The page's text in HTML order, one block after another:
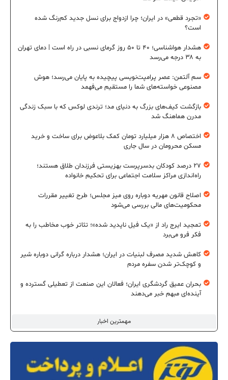
مهمترین اخبار
«تجرد قطعی» در ایران؛ چرا ازدواج برای نسل جدید کم‌رنگ شده
است؟
هشدار هواشناسی؛ ۴۰ تا ۵۰ روز گرمای نسبی در راه است | دمای تهران
به ۳۸ درجه می‌رسد
سم آلتمن: عصر پرامپت‌نویسی پیچیده به پایان می‌رسد؛ هوش
مصنوعی خواسته‌های شما را مستقیم می‌فهمد
بازگشت کیف‌های بزرگ به دنیای مد؛ ترندی لوکس که با سبک زندگی
مدرن هماهنگ شد
اختصاص ۸ هزار میلیارد تومان کمک بلاعوض برای ساخت و خرید
مسکن محرومان در سال جاری
۲۷ درصد کودکان بدسرپرست بهزیستی فرزندان طلاق هستند؛
راه‌اندازی مراکز سلامت اجتماعی برای تحکیم خانواده
اصلاح قانون مهریه دوباره روی میز مجلس؛ طرح تغییر مقررات
محکومیت‌های مالی بررسی می‌شود
تمجید ایرج راد از «یک فیل ناپدید شده»؛ تئاتر خوب مخاطب را به
فکر فرو می‌برد
کاهش شدید مصرف لبنیات در ایران؛ هشدار درباره گرانی دوباره شیر
و کوچک‌تر شدن سفره مردم
بحران عمیق گردشگری ایران؛ فعالان این صنعت از تعطیلی گسترده و
آینده‌ای مبهم خبر می‌دهند